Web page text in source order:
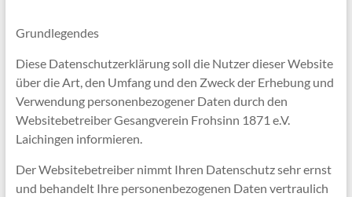
Grundlegendes
Diese Datenschutzerklärung soll die Nutzer dieser Website
über die Art, den Umfang und den Zweck der Erhebung und
Verwendung personenbezogener Daten durch den
Websitebetreiber Gesangverein Frohsinn 1871 e.V.
Laichingen informieren.
Der Websitebetreiber nimmt Ihren Datenschutz sehr ernst
und behandelt Ihre personenbezogenen Daten vertraulich